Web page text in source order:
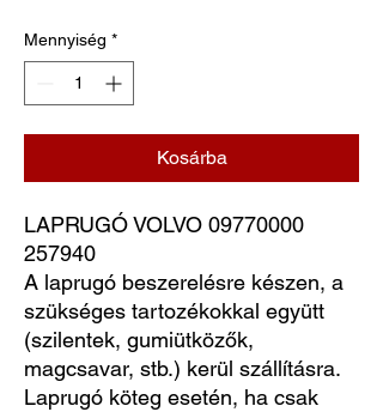
Mennyiség *
Kosárba
LAPRUGÓ VOLVO 09770000
257940
A laprugó beszerelésre készen, a
szükséges tartozékokkal együtt
(szilentek, gumiütközők,
magcsavar, stb.) kerül szállításra.
Laprugó köteg esetén, ha csak